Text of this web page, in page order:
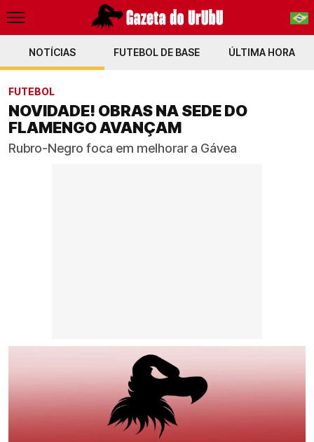
PT-BR
NOTÍCIAS FUTEBOL DE BASE ÚLTIMA HORA
FUTEBOL
NOVIDADE! OBRAS NA SEDE DO
FLAMENGO AVANÇAM
Rubro-Negro foca em melhorar a Gávea